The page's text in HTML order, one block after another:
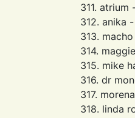
311.
312. anika
313.
314.
315. mike
316. dr
317.
318. linda